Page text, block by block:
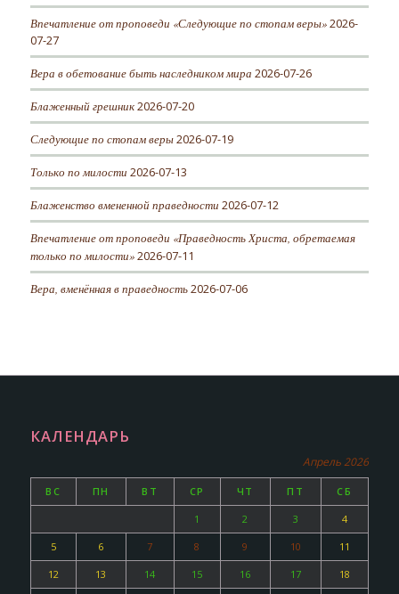
Впечатление от проповеди «Следующие по стопам веры» 2026-
07-27
Вера в обетование быть наследником мира 2026-07-26
Блаженный грешник 2026-07-20
Следующие по стопам веры 2026-07-19
Только по милости 2026-07-13
Блаженство вмененной праведности 2026-07-12
Впечатление от проповеди «Праведность Христа, обретаемая
только по милости» 2026-07-11
Вера, вменённая в праведность 2026-07-06
КАЛЕНДАРЬ
Апрель 2026
ВС ПН ВТ СР ЧТ ПТ СБ
1 2 3 4
5 6 7 8 9 10 11
12 13 14 15 16 17 18